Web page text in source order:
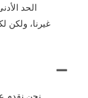
الحد
غيرنا، ولكن